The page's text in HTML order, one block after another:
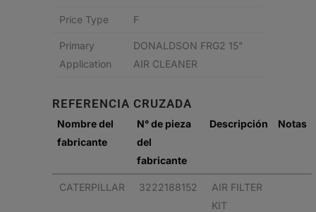
Price Type F
Primary
Application
DONALDSON FRG2 15"
AIR CLEANER
REFERENCIA CRUZADA
Nombre del
fabricante
N° de pieza
del
fabricante
Descripción Notas
CATERPILLAR 3222188152
AIR FILTER
KIT